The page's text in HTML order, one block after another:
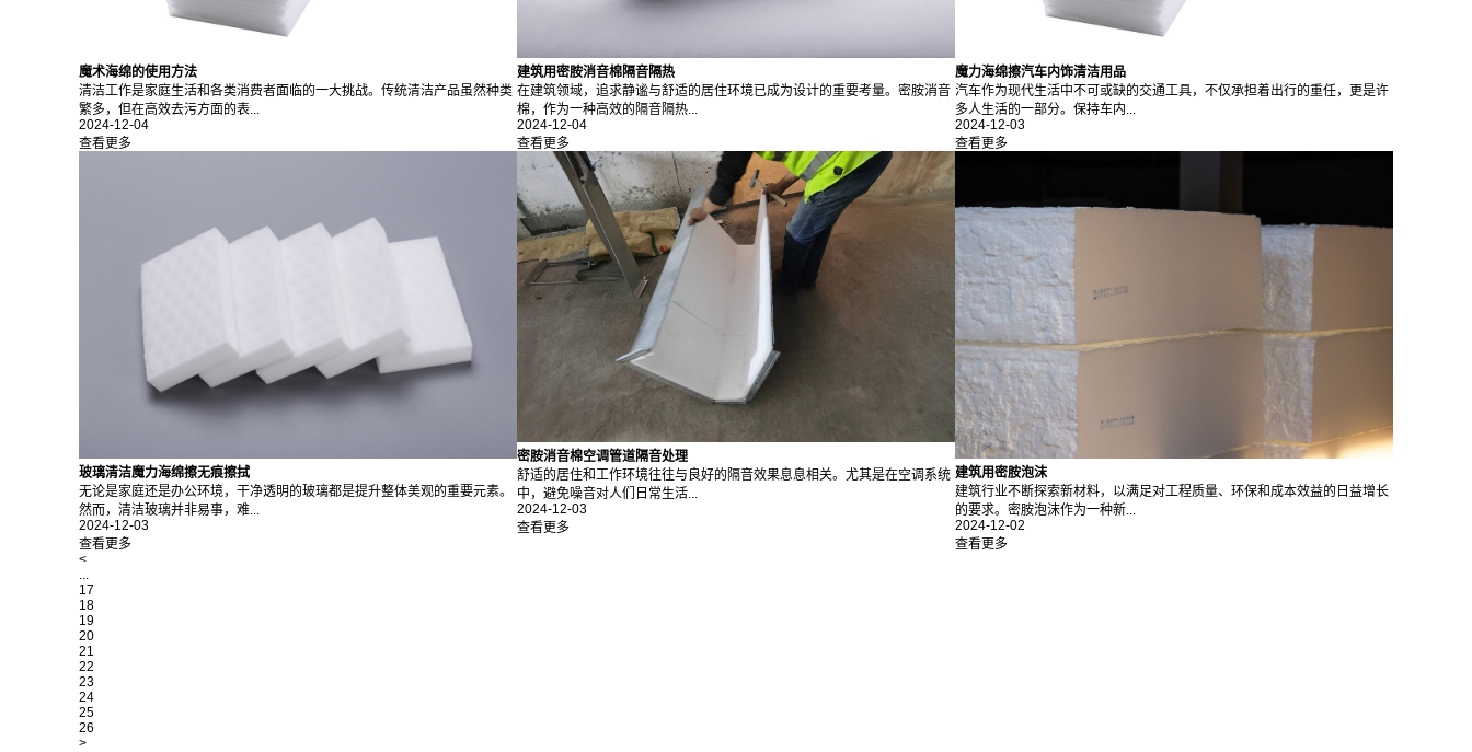
魔术海绵的使用方法
清洁工作是家庭生活和各类消费者面临的一大挑战。传统清洁产品虽然种类
繁多，但在高效去污方面的表...
2024-12-04
查看更多
建筑用密胺消音棉隔音隔热
在建筑领域，追求静谧与舒适的居住环境已成为设计的重要考量。密胺消音
棉，作为一种高效的隔音隔热...
2024-12-04
查看更多
魔力海绵擦汽车内饰清洁用品
汽车作为现代生活中不可或缺的交通工具，不仅承担着出行的重任，更是许
多人生活的一部分。保持车内...
2024-12-03
查看更多
玻璃清洁魔力海绵擦无痕擦拭
无论是家庭还是办公环境，干净透明的玻璃都是提升整体美观的重要元素。
然而，清洁玻璃并非易事，难...
2024-12-03
查看更多
密胺消音棉空调管道隔音处理
舒适的居住和工作环境往往与良好的隔音效果息息相关。尤其是在空调系统
中，避免噪音对人们日常生活...
2024-12-03
查看更多
建筑用密胺泡沫
建筑行业不断探索新材料，以满足对工程质量、环保和成本效益的日益增长
的要求。密胺泡沫作为一种新...
2024-12-02
查看更多
<
17
18
19
20
21
22
23
24
25
26
>